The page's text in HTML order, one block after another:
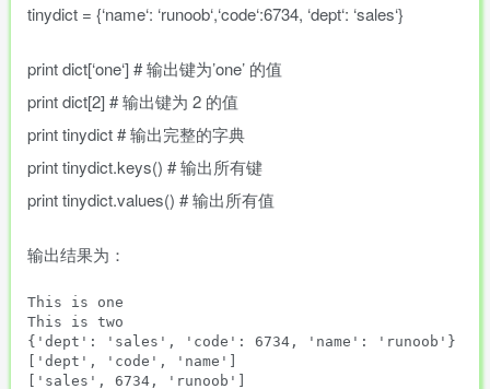
tinydict = {‘name‘: ‘runoob‘,‘code‘:6734, ‘dept‘: ‘sales‘}
printdict[‘one‘] # 输出键为’one’ 的值
printdict[2] # 输出键为 2 的值
printtinydict# 输出完整的字典
printtinydict.keys() # 输出所有键
printtinydict.values() # 输出所有值
输出结果为：
This is one
This is two
{'dept': 'sales', 'code': 6734, 'name': 'runoob'}
['dept', 'code', 'name']